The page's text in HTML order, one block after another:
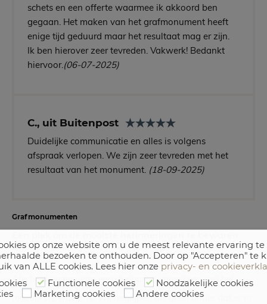
schets en een offerte waarmee ik akkoord ben
gegaan. Het maken van het grafmonument heeft
enige tijd geduurd maar het resultaat mag er zijn.
Ik ben hierover zeer tevreden. Vakwerk! Bedankt
hiervoor.(06-07-2025)
C., uit Buitenpost
Duidelijke communicatie en alles is volgens
afspraak verlopen. We zijn zeer tevreden met het
resultaat van het monument. (18-09-2025)
Grafmonumenten
Afscheid nemen van een dierbare is misschien wel het
moeilijkste wat er is. Wij begrijpen als geen ander dat er in
op onze website om u de meest relevante ervaring
bezoeken te onthouden. Door op "Accepteren" te
van ALLE cookies. Lees hier onze privacy- en
Functionele cookies
Noodzakelijke cookies
Marketing cookies Andere cookies